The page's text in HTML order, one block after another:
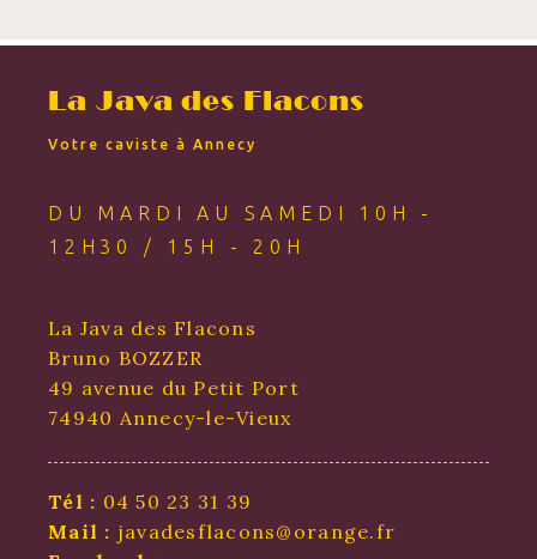
La Java des Flacons
Votre caviste à Annecy
DU MARDI AU SAMEDI 10H -
12H30 / 15H - 20H
La Java des Flacons
Bruno BOZZER
49 avenue du Petit Port
74940 Annecy-le-Vieux
Tél : 04 50 23 31 39
Mail : javadesflacons@orange.fr